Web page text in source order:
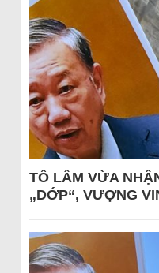
TÔ LÂM VỪA
„DỚP“, VƯỢNG